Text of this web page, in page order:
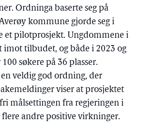
Ordninga baserte seg på
kommune gjorde seg i
et pilotprosjekt. Ungdommene i
imot tilbudet, og både i 2023 og
søkere på 36 plasser.
veldig god ordning, der
viser at prosjektet
målsettingen fra regjeringen i
andre positive virkninger.